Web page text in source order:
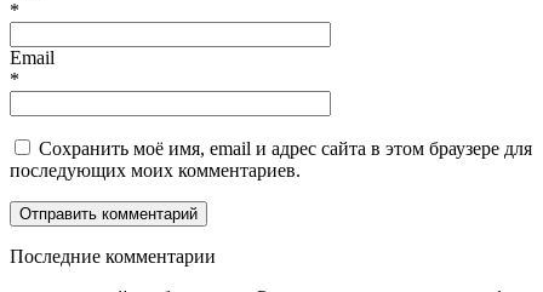
*
Email
*
Сохранить моё имя, email и адрес сайта в этом браузере для
последующих моих комментариев.
Последние комментарии